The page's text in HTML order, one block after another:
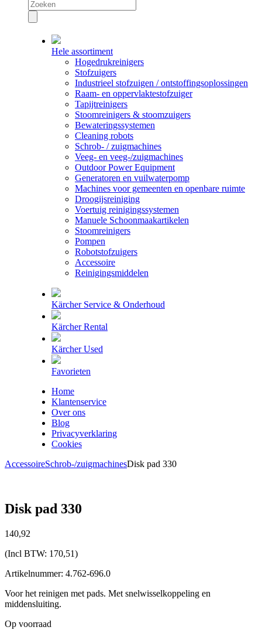
Hele assortiment
Hogedrukreinigers
Stofzuigers
Industrieel stofzuigen / ontstoffingsoplossingen
Raam- en oppervlaktestofzuiger
Tapijtreinigers
Stoomreinigers & stoomzuigers
Bewateringssystemen
Cleaning robots
Schrob- / zuigmachines
Veeg- en veeg-/zuigmachines
Outdoor Power Equipment
Generatoren en vuilwaterpomp
Machines voor gemeenten en openbare ruimte
Droogijsreiniging
Voertuig reinigingssystemen
Manuele Schoonmaakartikelen
Stoomreinigers
Pompen
Robotstofzuigers
Accessoire
Reinigingsmiddelen
Kärcher Service & Onderhoud
Kärcher Rental
Kärcher Used
Favorieten
Home
Klantenservice
Over ons
Blog
Privacyverklaring
Cookies
AccessoireSchrob-/zuigmachinesDisk pad 330
Disk pad 330
140,92
(Incl BTW: 170,51)
Artikelnummer: 4.762-696.0
Voor het reinigen met pads. Met snelwisselkoppeling en
middensluiting.
Op voorraad